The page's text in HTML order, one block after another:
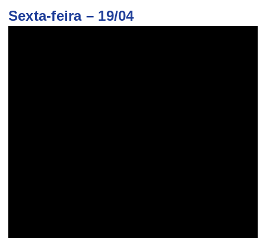
Sexta-feira – 19/04